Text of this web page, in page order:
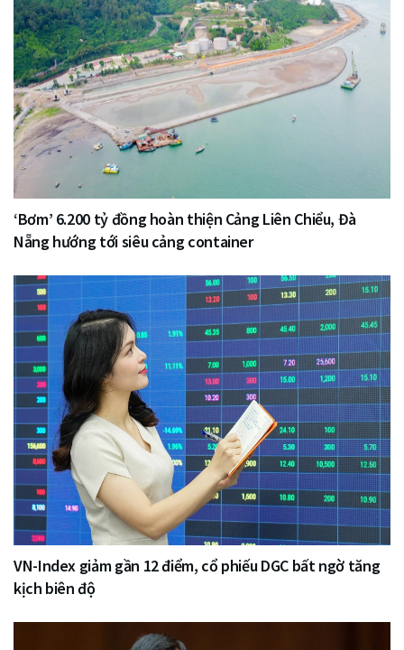
‘Bơm’ 6.200 tỷ đồng hoàn thiện Cảng Liên Chiểu, Đà
Nẵng hướng tới siêu cảng container
VN-Index giảm gần 12 điểm, cổ phiếu DGC bất ngờ tăng
kịch biên độ